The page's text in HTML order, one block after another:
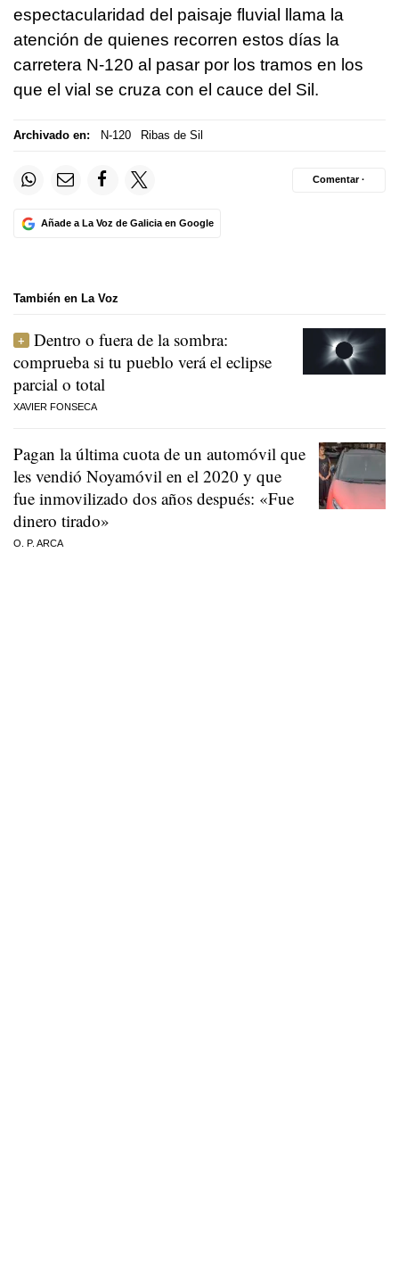
espectacularidad del paisaje fluvial llama la
atención de quienes recorren estos días la
carretera N-120 al pasar por los tramos en los
que el vial se cruza con el cauce del Sil.
Archivado en: N-120 Ribas de Sil
Añade a La Voz de Galicia en Google
Comentar ·
También en La Voz
Dentro o fuera de la sombra:
comprueba si tu pueblo verá el eclipse
parcial o total
XAVIER FONSECA
Pagan la última cuota de un automóvil que
les vendió Noyamóvil en el 2020 y que
fue inmovilizado dos años después: «Fue
dinero tirado»
O. P. ARCA